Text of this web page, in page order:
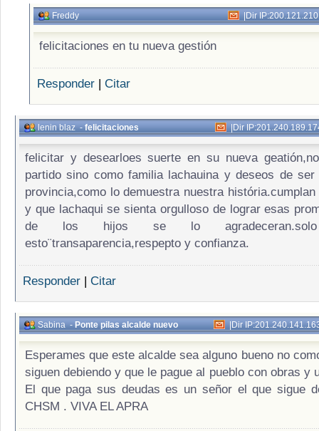
Freddy |Dir
felicitaciones en tu nueva gestión
Responder | Citar
lenin blaz-felicitaciones |Dir
felicitar y desearloes suerte en su nueva
partido sino como familia lachauina y deseos de
provincia,como lo demuestra nuestra
y que lachaqui se sienta orgulloso de lograr esas
de los hijos se lo agradeceran.solo
esto¨transaparencia,respepto y confianza.
Responder | Citar
Sabina-Ponte pilas alcalde nuevo |Dir
Esperames que este alcalde sea alguno bueno no
siguen debiendo y que le pague al pueblo con obras y
El que paga sus deudas es un señor el que sigue
CHSM . VIVA EL APRA